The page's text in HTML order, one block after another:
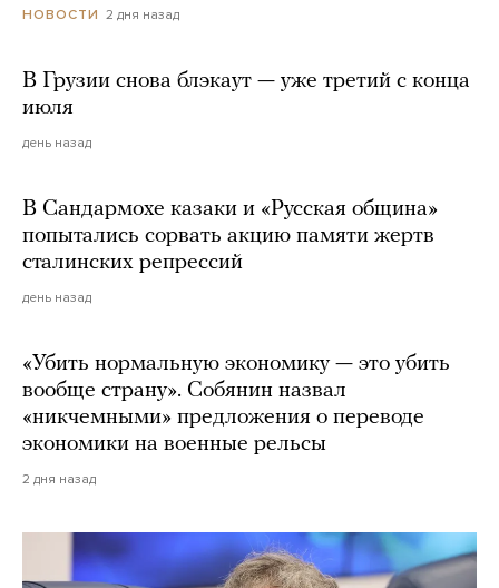
НОВОСТИ 2 дня назад
В Грузии снова блэкаут — уже третий с конца
июля
день назад
В Сандармохе казаки и «Русская община»
попытались сорвать акцию памяти жертв
сталинских репрессий
день назад
«Убить нормальную экономику — это убить
вообще страну». Собянин назвал
«никчемными» предложения о переводе
экономики на военные рельсы
2 дня назад